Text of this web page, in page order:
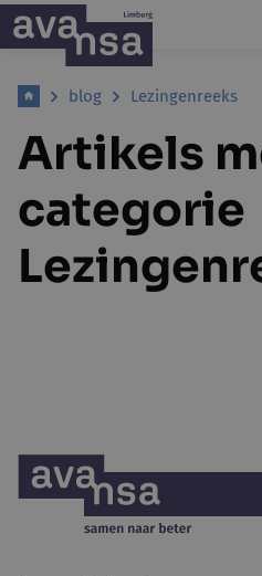
blog Lezingenreeks
Artikels
categorie